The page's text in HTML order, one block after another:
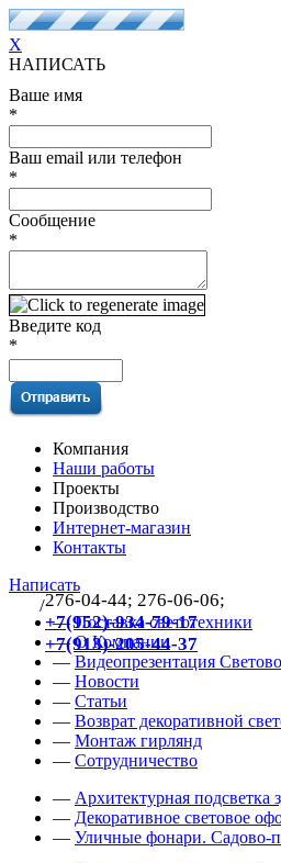
X
НАПИСАТЬ
Ваше имя
*
Ваш email или телефон
*
Сообщение
*
Введите код
*
Компания
Наши работы
Проекты
Производство
Интернет-магазин
Контакты
Написать
/276-04-44; 276-06-06;
+7(952)-934-79-17
+7(913)-205-44-37
—Поставка светотехники
—О Компании
— Видеопрезентация
— Новости
— Статьи
— Возврат декоративной
— Монтаж гирлянд
— Сотрудничество
— Архитектурная
— Декоративное световое
— Уличные фонари. Садово-